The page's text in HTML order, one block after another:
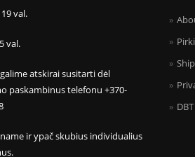
val.
val.
atskirai susitarti dėl
paskambinus telefonu +370-
ir ypač skubius individualius